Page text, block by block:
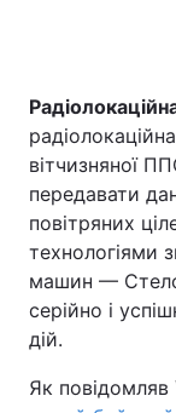
вітчизняної
передавати
повітряних
технологіями
машин —
серійно і
дій.
Як повідомляв